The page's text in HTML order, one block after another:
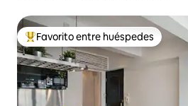
Favorito entre huéspedes preferido
Favorito entre huéspedes